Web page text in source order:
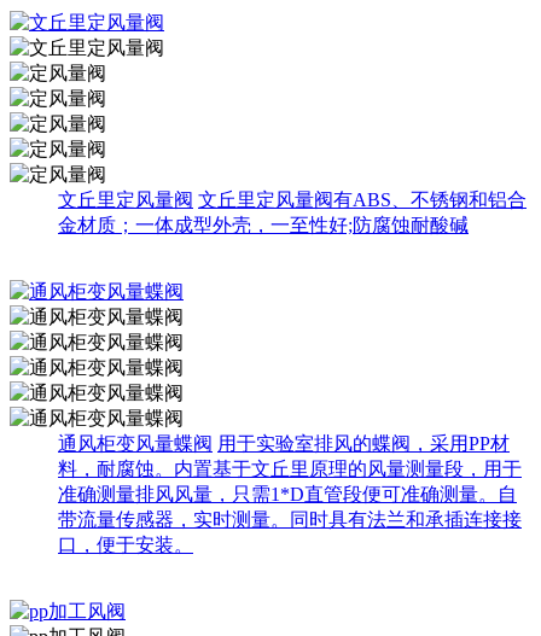
文丘里定风量阀 文丘里定风量阀有ABS、不锈钢和铝合
金材质；一体成型外壳，一至性好;防腐蚀耐酸碱
通风柜变风量蝶阀 用于实验室排风的蝶阀，采用PP材
料，耐腐蚀。内置基于文丘里原理的风量测量段，用于
准确测量排风风量，只需1*D直管段便可准确测量。自
带流量传感器，实时测量。同时具有法兰和承插连接接
口，便于安装。